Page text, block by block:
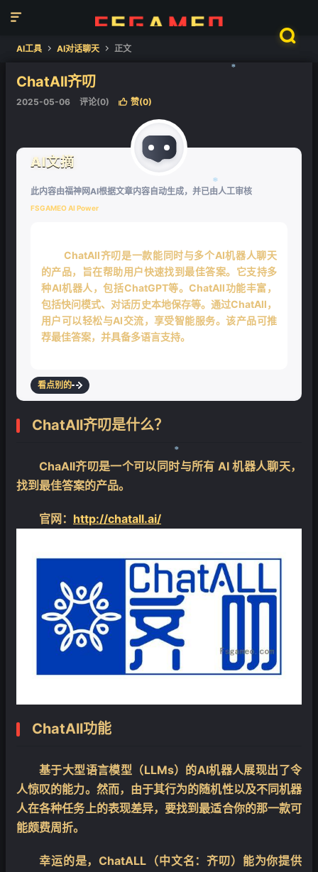


AI工具  AI对话聊天  正文
ChatAll齐叨
2025-05-06 评论(0)  赞(0)
AI文摘
此内容由福神网AI根据文章内容自动生成，并已由人工审核
FSGAMEO AI Power
ChatAll齐叨是一款能同时与多个AI机器人聊天
的产品，旨在帮助用户快速找到最佳答案。它支持多
种AI机器人，包括ChatGPT等。ChatAll功能丰富，
包括快问模式、对话历史本地保存等。通过ChatAll，
用户可以轻松与AI交流，享受智能服务。该产品可推
荐最佳答案，并具备多语言支持。
看点别的
ChatAll齐叨是什么？
ChaAll齐叨是一个可以同时与所有 AI 机器人聊天，
找到最佳答案的产品。
官网： http://chatall.ai/
ChatAll功能
基于大型语言模型（LLMs）的AI机器人展现出了令
人惊叹的能力。然而，由于其行为的随机性以及不同机器
人在各种任务上的表现差异，要找到最适合你的那一款可
能颇费周折。
幸运的是，ChatALL（中文名：齐叨）能为你提供